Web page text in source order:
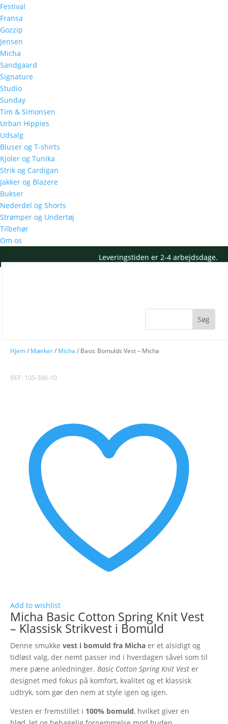
Festival
Fransa
Gozzip
Jensen
Micha
Sandgaard
Signature
Studio
Sunday
Tim & Simonsen
Urban Hippies
Udsalg
Bluser og T-shirts
Kjoler og Tunika
Strik og Cardigan
Jakker og Blazere
Bukser
Nederdel og Shorts
Strømper og Undertøj
Tilbehør
Om os
Leveringstiden er 2-4 arbejdsdage.
Hjem/ Mærker/ Micha / Basic Bomulds Vest – Micha
REF: 105-386-10
Add to wishlist
Micha Basic Cotton Spring Knit Vest
– Klassisk Strikvest i Bomuld
Denne smukke vest i bomuld fra Micha er et alsidigt og
tidløst valg, der nemt passer ind i hverdagen såvel som til
mere pæne anledninger. Basic Cotton Spring Knit Vest er
designet med fokus på komfort, kvalitet og et klassisk
udtryk, som gør den nem at style igen og igen.
Vesten er fremstillet i 100% bomuld, hvilket giver en